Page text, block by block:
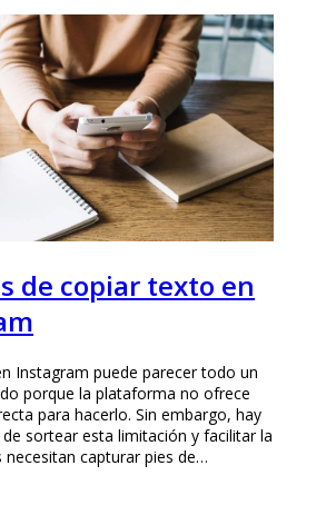
de copiar texto en
Instagram puede parecer todo un
porque la plataforma no ofrece
para hacerlo. Sin embargo, hay
sortear esta limitación y facilitar la
necesitan capturar pies de…